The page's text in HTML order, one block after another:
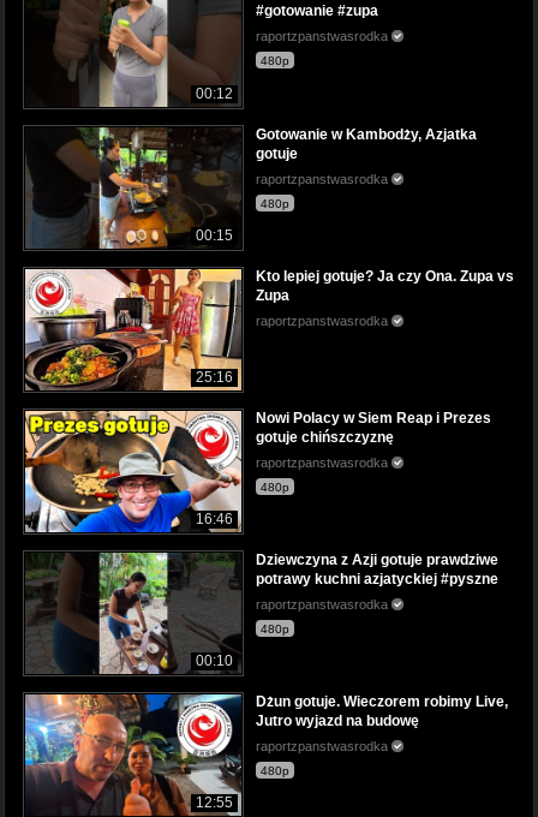
00:12
#gotowanie #zupa
raportzpanstwasrodka
480p
00:15
Gotowanie w Kambodży, Azjatka
gotuje
raportzpanstwasrodka
480p
25:16
Kto lepiej gotuje? Ja czy Ona. Zupa vs
Zupa
raportzpanstwasrodka
16:46
Nowi Polacy w Siem Reap i Prezes
gotuje chińszczyznę
raportzpanstwasrodka
480p
00:10
Dziewczyna z Azji gotuje prawdziwe
potrawy kuchni azjatyckiej #pyszne
raportzpanstwasrodka
480p
12:55
Dżun gotuje. Wieczorem robimy Live,
Jutro wyjazd na budowę
raportzpanstwasrodka
480p